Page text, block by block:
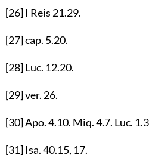
[26]I Reis 21.29.
[27]cap. 5.20.
[28]Luc. 12.20.
[29]ver. 26.
[30]Apo.4.10. Miq.4.7. Luc.
[31]Isa.40.15, 17.